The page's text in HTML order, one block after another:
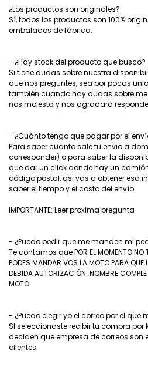
¿Los productos son originales?
Sí, todos los productos son 100%
embalados de fábrica.
- ¿Hay stock del producto que busco?
Si tiene dudas sobre nuestra
que nos preguntes, sea por pocas
también cuando hay dudas sobre
nos molesta y nos agradará
- ¿Cuánto tengo que pagar por el
Para saber cuanto sale tu envio a
corresponder) o para saber la
que dar un click donde hay un
código postal, asi vas a obtener esa
saber el tiempo y el costo del envío.
IMPORTANTE: Leer proxima pregunta
- ¿Puedo pedir que me manden mi
Te contamos que POR EL MOMENTO NO
PODES MANDAR VOS LA MOTO PARA
DEBIDA AUTORIZACIÓN: NOMBRE
MOTO.
- ¿Puedo elegir yo el correo por el que
SI seleccionaste recibir tu compra por
deciden que empresa de correos son
clientes.